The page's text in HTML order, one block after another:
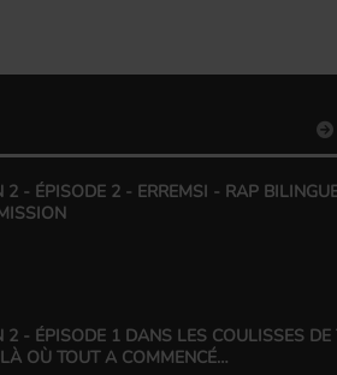
2 - ÉPISODE 2 - ERREMSI - RAP
2 - ÉPISODE 1 DANS LES COULISSES DE
OÙ TOUT A COMMENCÉ…